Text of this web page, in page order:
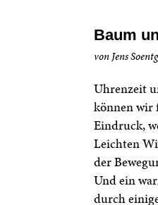
Baum
von Jens
Uhrenzeit
können wir
Eindruck,
Leichten
der
Und ein
durch